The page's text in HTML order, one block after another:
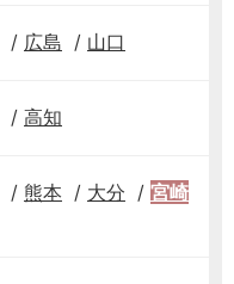
広島 山口
高知
熊本 大分
宮崎